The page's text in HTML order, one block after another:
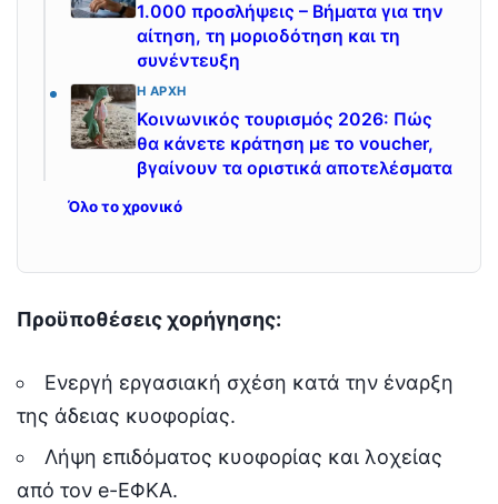
1.000 προσλήψεις – Βήματα για την
αίτηση, τη μοριοδότηση και τη
συνέντευξη
Η ΑΡΧΉ
Κοινωνικός τουρισμός 2026: Πώς
θα κάνετε κράτηση με το voucher,
βγαίνουν τα οριστικά αποτελέσματα
Όλο το χρονικό
Προϋποθέσεις χορήγησης:
Ενεργή εργασιακή σχέση κατά την έναρξη
της άδειας κυοφορίας.
Λήψη επιδόματος κυοφορίας και λοχείας
από τον e-ΕΦΚΑ.